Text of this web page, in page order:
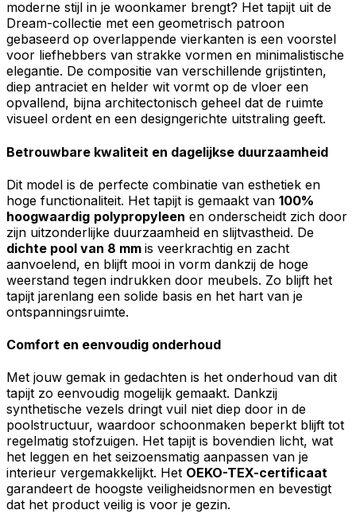
moderne stijl in je woonkamer brengt? Het tapijt uit de
Dream-collectie met een geometrisch patroon
gebaseerd op overlappende vierkanten is een voorstel
voor liefhebbers van strakke vormen en minimalistische
elegantie. De compositie van verschillende grijstinten,
diep antraciet en helder wit vormt op de vloer een
opvallend, bijna architectonisch geheel dat de ruimte
visueel ordent en een designgerichte uitstraling geeft.
Betrouwbare kwaliteit en dagelijkse duurzaamheid
Dit model is de perfecte combinatie van esthetiek en
hoge functionaliteit. Het tapijt is gemaakt van 100%
hoogwaardig polypropyleen en onderscheidt zich door
zijn uitzonderlijke duurzaamheid en slijtvastheid. De
dichte pool van 8 mm is veerkrachtig en zacht
aanvoelend, en blijft mooi in vorm dankzij de hoge
weerstand tegen indrukken door meubels. Zo blijft het
tapijt jarenlang een solide basis en het hart van je
ontspanningsruimte.
Comfort en eenvoudig onderhoud
Met jouw gemak in gedachten is het onderhoud van dit
tapijt zo eenvoudig mogelijk gemaakt. Dankzij
synthetische vezels dringt vuil niet diep door in de
poolstructuur, waardoor schoonmaken beperkt blijft tot
regelmatig stofzuigen. Het tapijt is bovendien licht, wat
het leggen en het seizoensmatig aanpassen van je
interieur vergemakkelijkt. Het OEKO-TEX-certificaat
garandeert de hoogste veiligheidsnormen en bevestigt
dat het product veilig is voor je gezin.
Accepteer alles